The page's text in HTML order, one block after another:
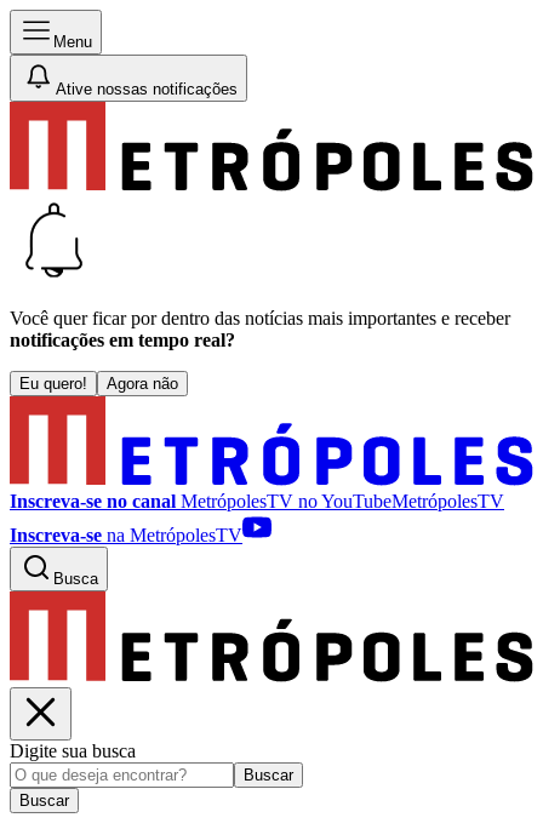
Menu
Ative nossas notificações
Você quer ficar por dentro das notícias mais importantes e receber
notificações em tempo real?
Eu quero! Agora não
Inscreva-se no canal MetrópolesTV noYouTubeMetrópolesTV
Inscreva-se na MetrópolesTV
Busca
Digite sua busca
Buscar
Buscar